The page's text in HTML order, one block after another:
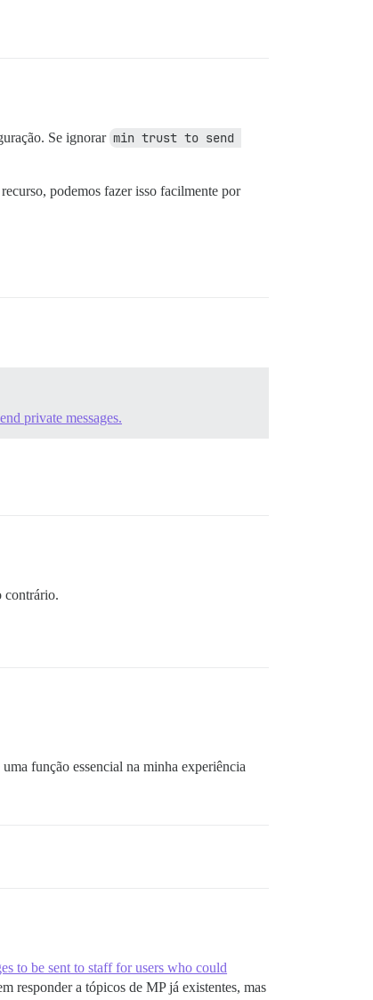
Se ignorar min trust to send
podemos fazer isso facilmente por
private messages.
contrário.
função essencial na minha experiência
to be sent to staff for users who could
responder a tópicos de MP já existentes, mas